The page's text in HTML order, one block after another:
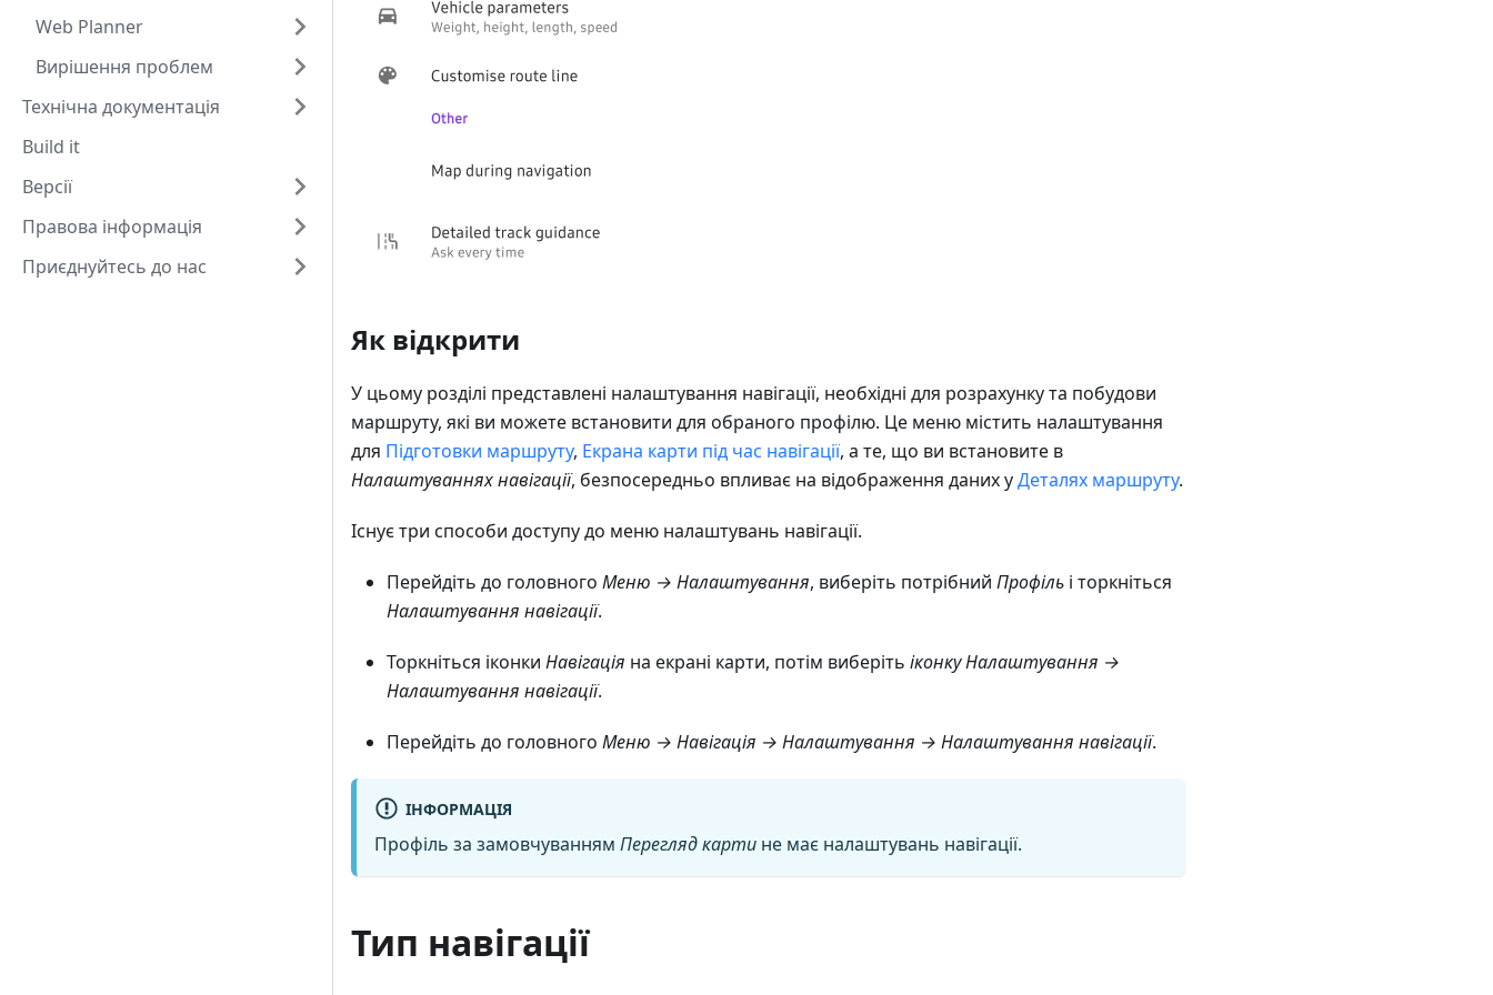
Web Planner
Вирішення проблем
Технічна документація
Build it
Версії
Правова інформація
Приєднуйтесь до нас
Як відкрити
У цьому розділі представлені налаштування навігації, необхідні для розрахунку та побудови
маршруту, які ви можете встановити для обраного профілю. Це меню містить налаштування
для Підготовки маршруту, Екрана карти під час навігації, а те, що ви встановите в
Налаштуваннях навігації, безпосередньо впливає на відображення даних уДеталях маршруту.
Існує три способи доступу до меню налаштувань навігації.
Перейдіть до головного Меню → Налаштування, виберіть потрібний Профіль і торкніться
Налаштування навігації.
Торкніться іконки Навігація на екрані карти, потім виберіть іконку Налаштування →
Налаштування навігації.
Перейдіть до головного Меню → Навігація → Налаштування → Налаштування навігації.
ІНФОРМАЦІЯ
Профіль за замовчуванням Перегляд карти не має налаштувань навігації.
Тип навігації